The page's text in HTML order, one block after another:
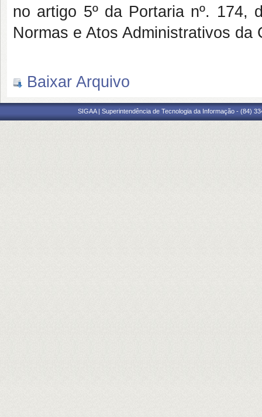
no artigo 5º da Portaria nº. 174,
Normas e Atos Administrativos da
Baixar Arquivo
SIGAA | Superintendência de Tecnologia da Informação - (84)